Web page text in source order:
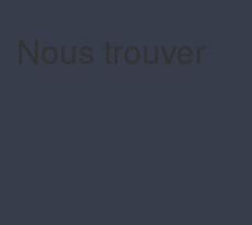
Nous trouver